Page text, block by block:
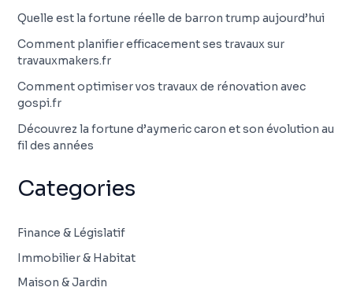
Quelle est la fortune réelle de barron trump aujourd’hui
Comment planifier efficacement ses travaux sur
travauxmakers.fr
Comment optimiser vos travaux de rénovation avec
gospi.fr
Découvrez la fortune d’aymeric caron et son évolution au
fil des années
Categories
Finance & Législatif
Immobilier & Habitat
Maison & Jardin